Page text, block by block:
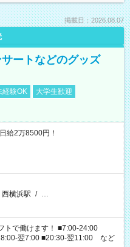
掲載日：2026.08.07
ートなどのグッズ
経験OK
大学生歓迎
給2万8500円！
西横浜駅 / …
トで働けます！ ■7:00-24:00
翌7:00 ■20:30-翌11:00 など